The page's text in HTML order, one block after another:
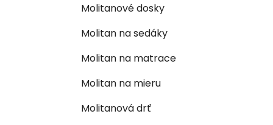
Molitanové dosky
Molitan na sedáky
Molitan na matrace
Molitan na mieru
Molitanová drť